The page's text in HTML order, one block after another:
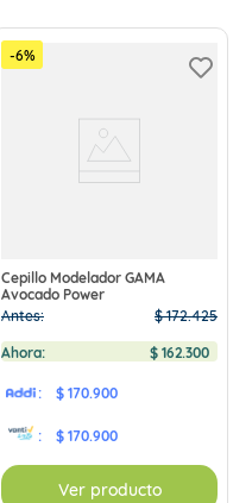
-6%
Cepillo Modelador GAMA
Avocado Power
Antes:
$ 172.425
Ahora: $ 162.300
: $ 170.900
: $ 170.900
Ver producto